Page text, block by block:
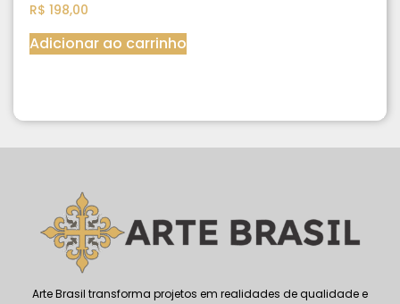
R$ 198,00
Adicionar ao carrinho
Arte Brasil transforma projetos em realidades de qualidade e